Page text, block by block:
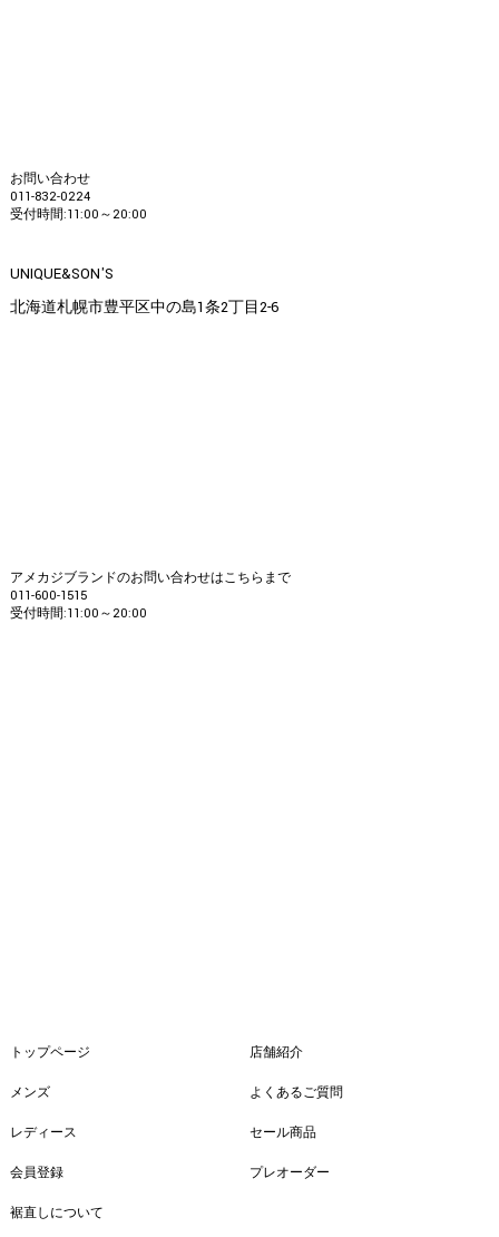
お問い合わせ
011-832-0224
受付時間:11:00～20:00
UNIQUE&SON'S
北海道札幌市豊平区中の島1条2丁目2-6
アメカジブランドのお問い合わせはこちらまで
011-600-1515
受付時間:11:00～20:00
トップページ
メンズ
レディース
会員登録
裾直しについて
店舗紹介
よくあるご質問
セール商品
プレオーダー